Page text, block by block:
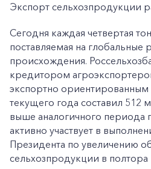
Экспорт сельхозпродукции
Сегодня каждая четвертая
поставляемая на глобальные
происхождения.
кредитором
экспортно ориентированным
текущего года составил 512
выше аналогичного периода
активно участвует в
Президента по увеличению
сельхозпродукции в полтора